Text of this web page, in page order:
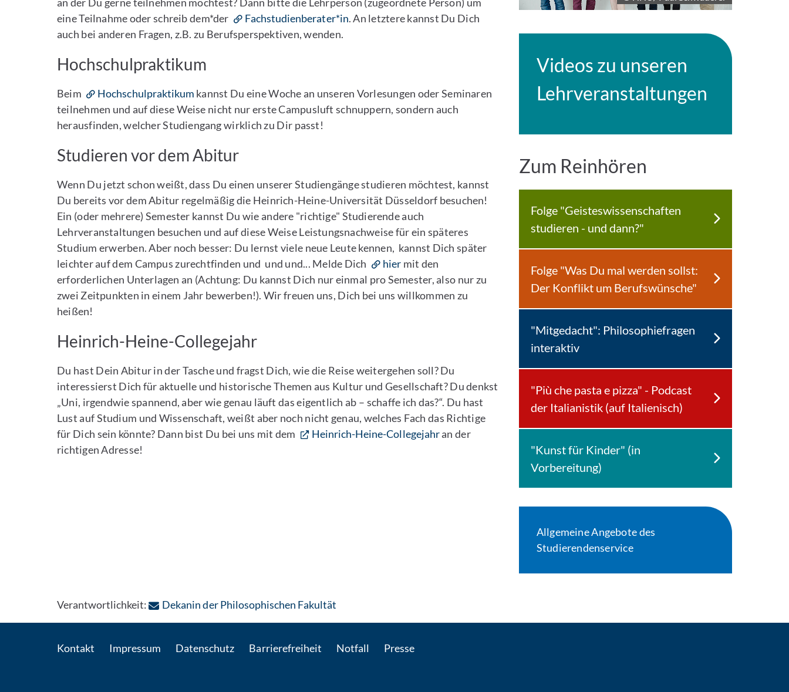
eine Teilnahme oder schreib dem*der
Fachstudienberater*in. An letztere kannst Du Dich
auch bei anderen Fragen, z.B. zu Berufsperspektiven, wenden.
Hochschulpraktikum
Beim Hochschulpraktikum kannst Du eine Woche an unseren Vorlesungen oder Seminaren
teilnehmen und auf diese Weise nicht nur erste Campusluft schnuppern, sondern auch
herausfinden, welcher Studiengang wirklich zu Dir passt!
Studieren vor dem Abitur
Wenn Du jetzt schon weißt, dass Du einen unserer Studiengänge studieren möchtest, kannst
Du bereits vor dem Abitur regelmäßig die Heinrich-Heine-Universität Düsseldorf besuchen!
Ein (oder mehrere) Semester kannst Du wie andere "richtige" Studierende auch
Lehrveranstaltungen besuchen und auf diese Weise Leistungsnachweise für ein späteres
Studium erwerben. Aber noch besser: Du lernst viele neue Leute kennen, kannst Dich später
leichter auf dem Campus zurechtfinden und und und... Melde Dich
hier mit den
erforderlichen Unterlagen an (Achtung: Du kannst Dich nur einmal pro Semester, also nur zu
zwei Zeitpunkten in einem Jahr bewerben!). Wir freuen uns, Dich bei uns willkommen zu
heißen!
Heinrich-Heine-Collegejahr
Du hast Dein Abitur in der Tasche und fragst Dich, wie die Reise weitergehen soll? Du
interessierst Dich für aktuelle und historische Themen aus Kultur und Gesellschaft? Du denkst
„Uni, irgendwie spannend, aber wie genau läuft das eigentlich ab – schaffe ich das?“. Du hast
Lust auf Studium und Wissenschaft, weißt aber noch nicht genau, welches Fach das Richtige
für Dich sein könnte? Dann bist Du bei uns mit dem
Heinrich-Heine-Collegejahran der
richtigen Adresse!
Videos zu unseren
Lehrveranstaltungen
Zum Reinhören
Folge "Geisteswissenschaften
studieren - und dann?"
Folge "Was Du mal werden sollst:
Der Konflikt um Berufswünsche"
"Mitgedacht": Philosophiefragen
interaktiv
"Più che pasta e pizza" - Podcast
der Italianistik (auf Italienisch)
"Kunst für Kinder" (in
Vorbereitung)
Allgemeine Angebote des
Studierendenservice
Verantwortlichkeit: Dekanin der Philosophischen Fakultät: Per E-Mail kontaktieren
Kontakt Impressum Datenschutz Barrierefreiheit Notfall Presse